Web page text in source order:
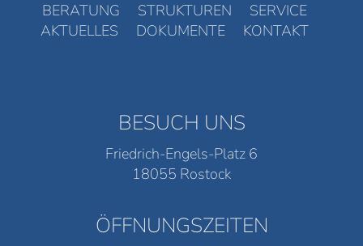
BERATUNG STRUKTUREN
SERVICE
AKTUELLES
DOKUMENTE KONTAKT
BESUCH UNS
Friedrich-Engels-Platz 6
18055 Rostock
ÖFFNUNGSZEITEN